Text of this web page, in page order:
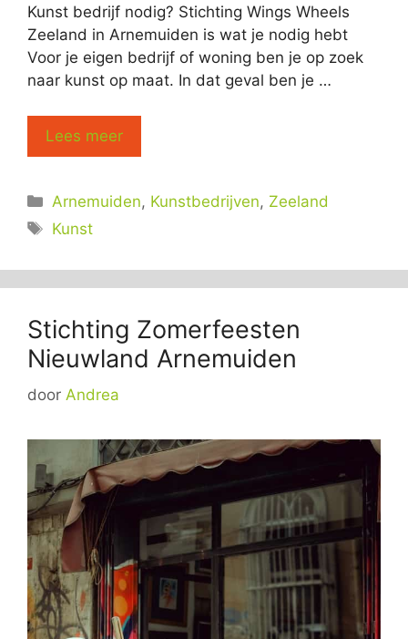
Kunst bedrijf nodig? Stichting Wings Wheels
Zeeland in Arnemuiden is wat je nodig hebt
Voor je eigen bedrijf of woning ben je op zoek
naar kunst op maat. In dat geval ben je …
Lees meer
Categorieën
Arnemuiden, Kunstbedrijven, Zeeland
Tags
Kunst
Stichting Zomerfeesten
Nieuwland Arnemuiden
door Andrea